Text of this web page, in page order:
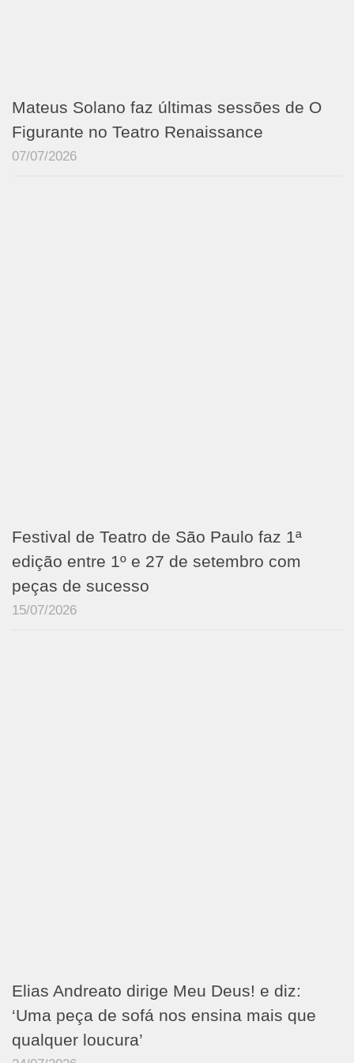
Mateus Solano faz últimas sessões de O
Figurante no Teatro Renaissance
07/07/2026
Festival de Teatro de São Paulo faz 1ª
edição entre 1º e 27 de setembro com
peças de sucesso
15/07/2026
Elias Andreato dirige Meu Deus! e diz:
‘Uma peça de sofá nos ensina mais que
qualquer loucura’